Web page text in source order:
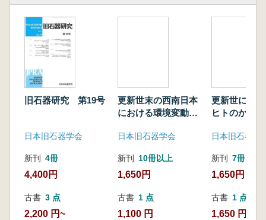
の利用をめぐる新たなエピソード
研究ノート
国武貞克・須藤隆司・中村由克 香坂山遺跡の
出穂雅実・戸塚瞬翼・國木田大・麻柄一志・佐
野勝宏 富山県富山市直坂Ⅱ遺跡第1・9ユニッ
ト出土石器群とAMS年代
真・大森貴之・小林克也・小嶋善邦・灘 友
佳 中国山地における後期旧石器時代前半期遺
跡の年代学的研究?出土炭化材の樹種同定と放
射性炭素年代測定?
書評
山田 哲 岩瀬 彬 著『最終氷期最盛期の石器使用
旧石器研究 第19号
日本旧石器学会
新刊 4冊
4,400円
古書 3 点
2,200 円~
更新世末の西南日本
における環境変動と
日本旧石器学会
新刊 10冊以上
1,650円
古書 1 点
1,100 円
更新世にお
ヒトのかか
日本旧石器学
新刊 7冊
1,650円
古書 1 点
1,650 円